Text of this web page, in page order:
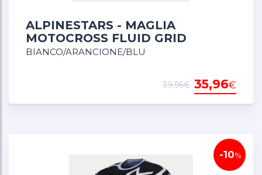
ALPINESTARS - MAGLIA
MOTOCROSS FLUID GRID
BIANCO/ARANCIONE/BLU
35,96€
39,95€
-10%